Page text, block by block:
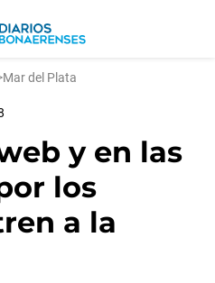
Mar del Plata
y en las
los
a la